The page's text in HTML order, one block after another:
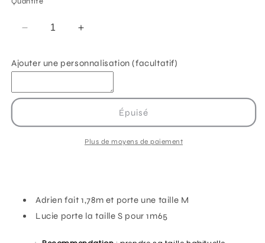
Réduire
quantité
de
shirt
Augmenter
quantité
de
shirt
&quot;stickers
collection&quot;
Ajouter une personnalisation (facultatif)
Épuisé
Plus de moyens de paiement
Adrien fait 1,78m et porte une taille M
Lucie porte la taille S pour 1m65